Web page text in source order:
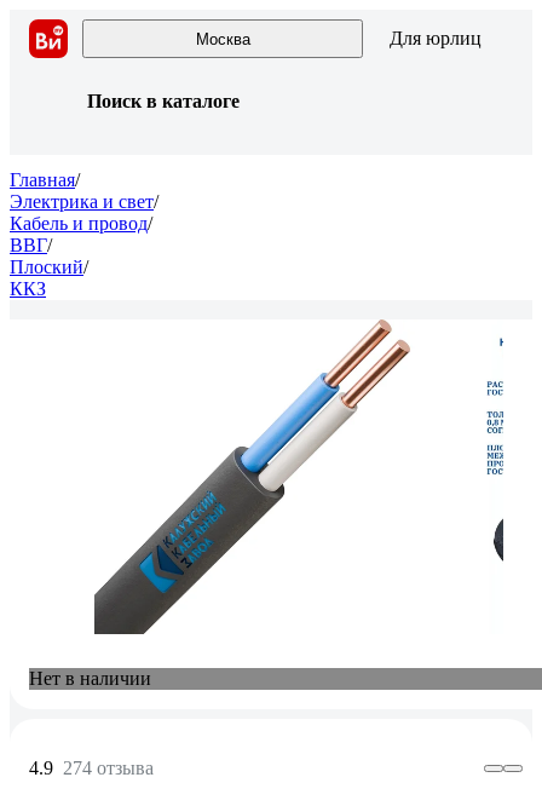
Москва Для юрлиц
Поиск в каталоге
Главная/
Электрика и свет/
Кабель и провод/
ВВГ/
Плоский/
ККЗ
Нет в наличии
4.9 274 отзыва